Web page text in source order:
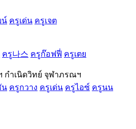
น์ ครูเด่น ครูเจต
ครู나스 ครูก๊อฟฟี่ ครูเตย
กำเนิดวิทย์ จุฬาภรณฯ
น ครูกวาง ครูเด่น ครูไอซ์ ครูนน